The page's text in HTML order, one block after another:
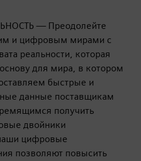
— Преодолейте
и цифровым мирами с
реальности, которая
для мира, в котором
быстрые и
данные поставщикам
получить
двойники
цифровые
позволяют повысить